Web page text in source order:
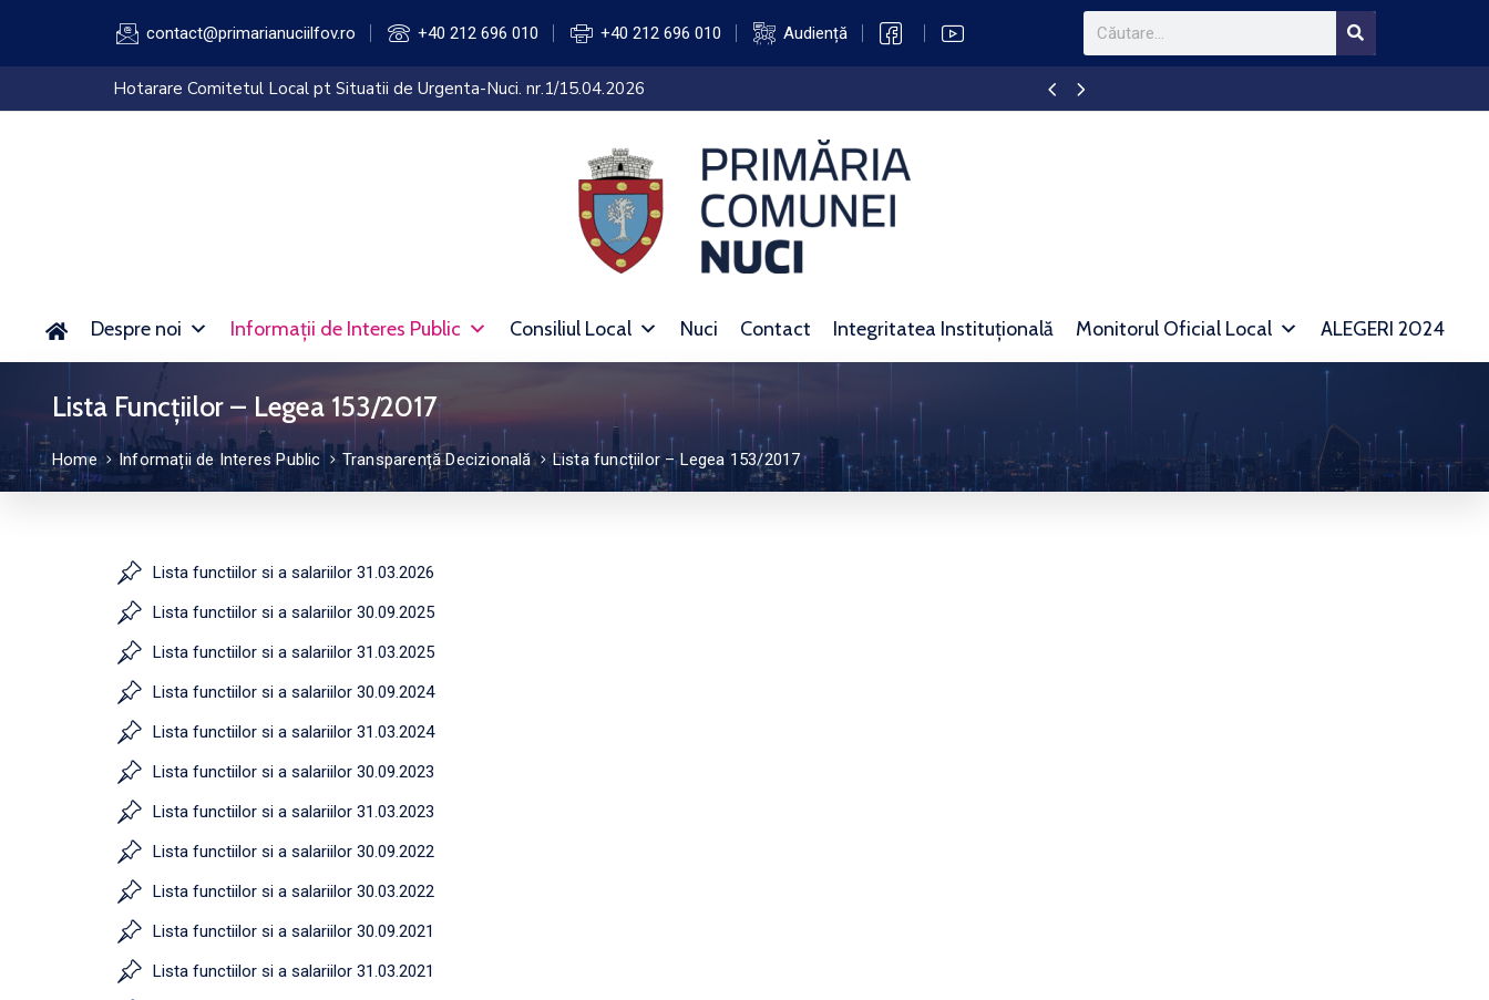
contact@primarianuciilfov.ro +40 212 696 010 +40 212 696 010 Audiență
Hotarare Comitetul Local pt Situatii de Urgenta-Nuci. nr.1/15.04.2026
Despre noi Informații de Interes Public Consiliul Local Nuci Contact Integritatea Instituțională Monitorul Oficial Local ALEGERI 2024
Lista Funcțiilor – Legea 153/2017
Home Informații de Interes Public Transparență Decizională Lista funcțiilor – Legea 153/2017
Lista functiilor si a salariilor 31.03.2026
Lista functiilor si a salariilor 30.09.2025
Lista functiilor si a salariilor 31.03.2025
Lista functiilor si a salariilor 30.09.2024
Lista functiilor si a salariilor 31.03.2024
Lista functiilor si a salariilor 30.09.2023
Lista functiilor si a salariilor 31.03.2023
Lista functiilor si a salariilor 30.09.2022
Lista functiilor si a salariilor 30.03.2022
Lista functiilor si a salariilor 30.09.2021
Lista functiilor si a salariilor 31.03.2021